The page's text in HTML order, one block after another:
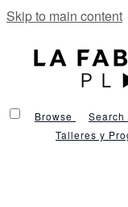
Skip to main content
Browse Search
Talleres y